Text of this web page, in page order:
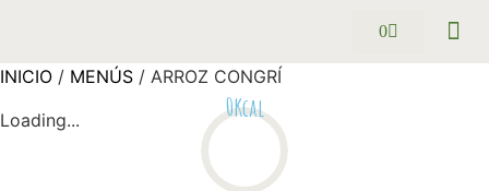
0
INICIO / MENÚS / ARROZ CONGRÍ
Loading...
0Kcal